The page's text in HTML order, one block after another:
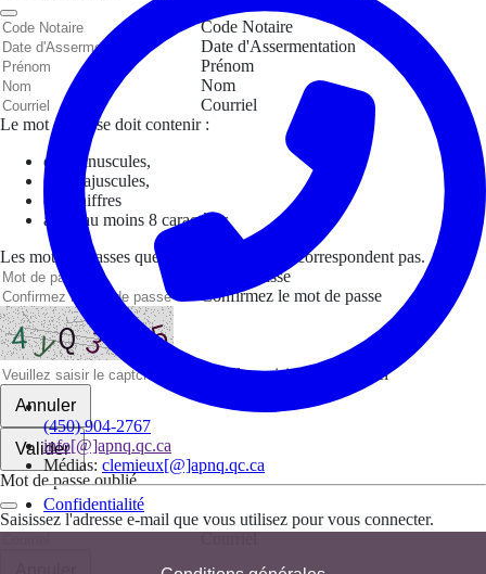
(450) 904-2767
info[@]apnq.qc.ca
Médias: clemieux[@]apnq.qc.ca
Confidentialité
Code Notaire
Date d'Assermentation
Prénom
Nom
Courriel
Le mot de passe doit contenir :
des minuscules,
des majuscules,
des chiffres
avoir au moins 8 caractères
Les mots de passes que vous avez saisis ne correspondent pas.
Mot de passe
Confirmez le mot de passe
Veuillez saisir le captcha ici
Annuler
Valider
Mot de passe oublié
Saisissez l'adresse e-mail que vous utilisez pour vous connecter.